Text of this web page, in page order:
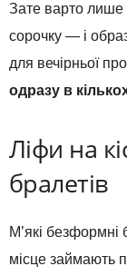
Зате варто лише
сорочку — і
для вечірньої
одразу в
Ліфи на
бралетів
М’які безформні
місце займають